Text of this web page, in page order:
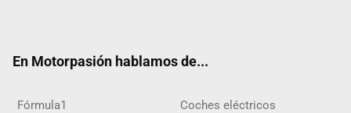
En Motorpasión hablamos de...
Fórmula1 Coches eléctricos